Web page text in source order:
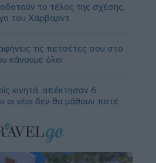
το τέλος της σχέσης,
του Χάρβαρντ
τις πετσέτες σου στο
κάνουμε όλοι
κινητά, απέκτησαν 6
οι νέοι δεν θα μάθουν ποτέ